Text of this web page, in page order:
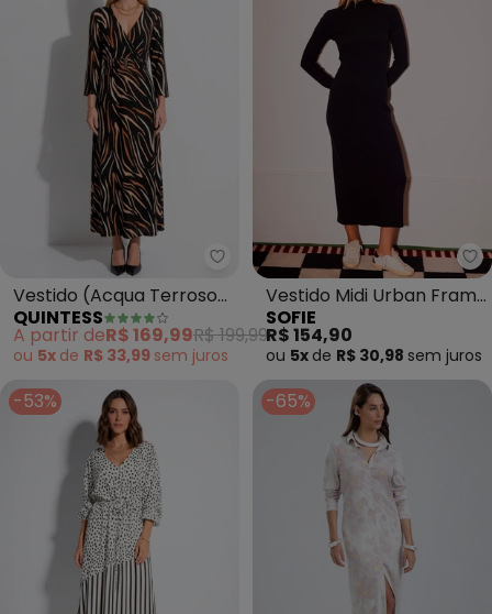
Quintess - Vestido (Acqua
Vestido (Acqua Terroso)
em Malha de Viscose
QUINTESS
A partir deR$ 169,99R$ 199,99
ou 5x de R$ 33,99 sem juros
Vestido Midi Urban Frame
de Manga Longa em
Ribana
SOFIE
R$ 154,90
ou 5x de R$ 30,98 sem juros
-53% -65%